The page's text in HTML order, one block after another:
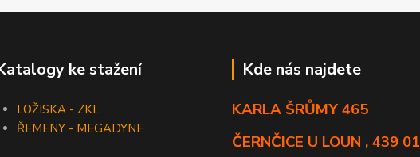
ke stažení
LOŽISKA - ZKL
ŘEMENY - MEGADYNE
Kde nás najdete
KARLA ŠRŮMY 465
ČERNČICE U LOUN , 439 01